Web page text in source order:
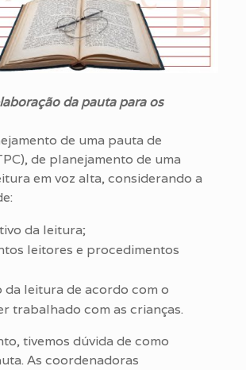
da pauta para os
de uma pauta de
de planejamento de uma
em voz alta, considerando a
da leitura;
leitores e procedimentos
da leitura de acordo com o
trabalhado com as crianças.
tivemos dúvida de como
As coordenadoras